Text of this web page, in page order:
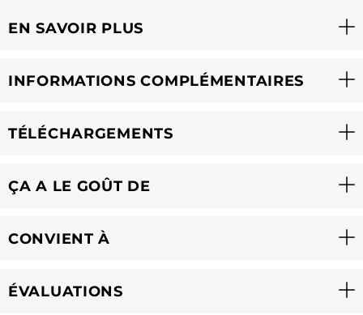
EN SAVOIR PLUS
INFORMATIONS COMPLÉMENTAIRES
TÉLÉCHARGEMENTS
ÇA A LE GOÛT DE
CONVIENT À
ÉVALUATIONS